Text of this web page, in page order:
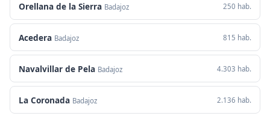
Orellana de la Sierra Badajoz 250 hab.
Acedera Badajoz 815 hab.
Navalvillar de Pela Badajoz 4.303 hab.
La Coronada Badajoz 2.136 hab.